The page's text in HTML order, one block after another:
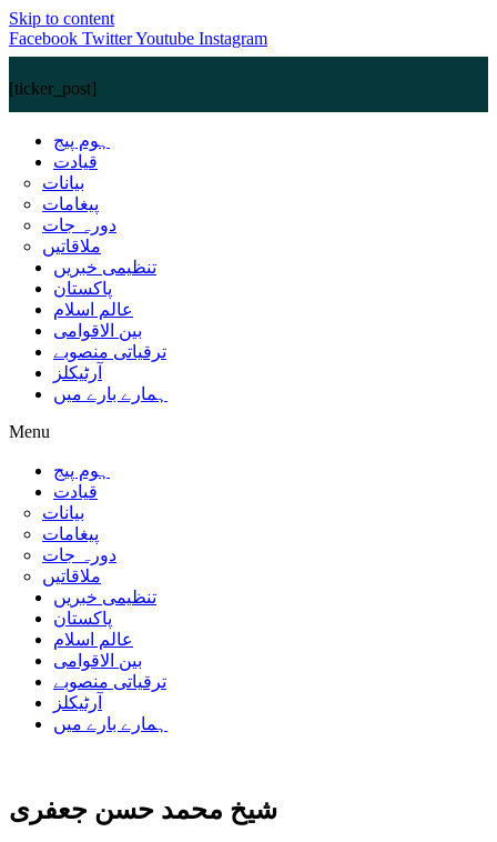
Skip to content
Facebook TwitterYoutube Instagram
[ticker_post]
ہوم پیج
قیادت
بیانات
پیغامات
دورہ جات
ملاقاتیں
تنظیمی خبریں
پاکستان
عالم اسلام
بین الاقوامی
ترقیاتی منصوبے
آرٹیکلز
ہمارے بارے میں
Menu
ہوم پیج
قیادت
بیانات
پیغامات
دورہ جات
ملاقاتیں
تنظیمی خبریں
پاکستان
عالم اسلام
بین الاقوامی
ترقیاتی منصوبے
آرٹیکلز
ہمارے بارے میں
شیخ محمد حسن جعفری